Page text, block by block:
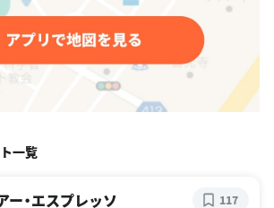
一覧
ー・エスプレッソ 117